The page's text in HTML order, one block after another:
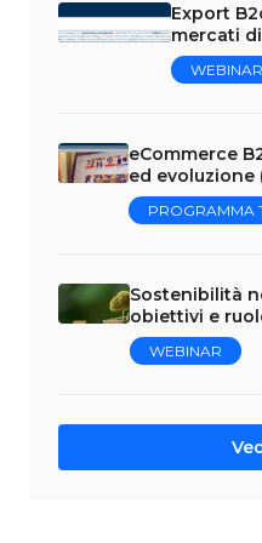
Export
mercati
WEBINAR
eCommerce
ed evoluzione
PROGRAMMA
Sostenibilità
obiettivi e
WEBINAR